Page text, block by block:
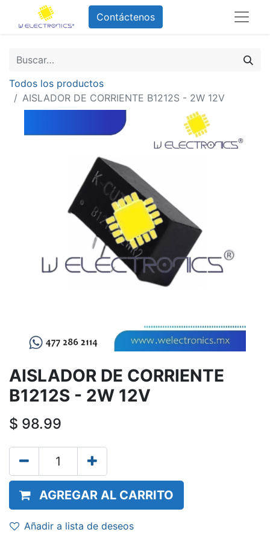
Contáctenos
Todos los productos
AISLADOR DE CORRIENTE B1212S - 2W 12V
AISLADOR DE CORRIENTE
B1212S - 2W 12V
$ 98.99
AGREGAR AL CARRITO
Añadir a lista de deseos